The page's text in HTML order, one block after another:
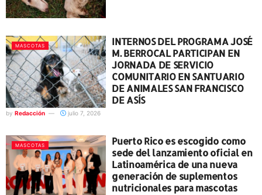
MASCOTAS
INTERNOS DEL PROGRAMA JOSÉ
M. BERROCAL PARTICIPAN EN
JORNADA DE SERVICIO
COMUNITARIO EN SANTUARIO
DE ANIMALES SAN FRANCISCO
DE ASÍS
by Redacción julio 7, 2026
MASCOTAS
Puerto Rico es escogido como
sede del lanzamiento oficial en
Latinoamérica de una nueva
generación de suplementos
nutricionales para mascotas